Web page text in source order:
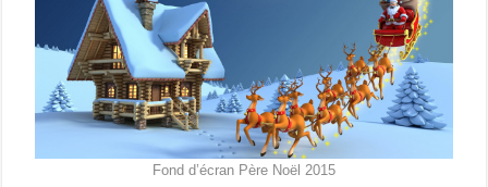
Fond d’écran Père Noël 2015